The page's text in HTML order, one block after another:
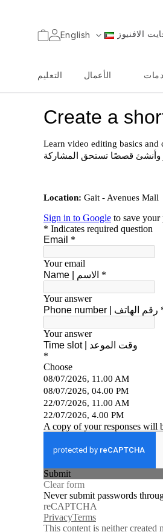
اللغة English الافنيوز السلة
الأعمال التعليم